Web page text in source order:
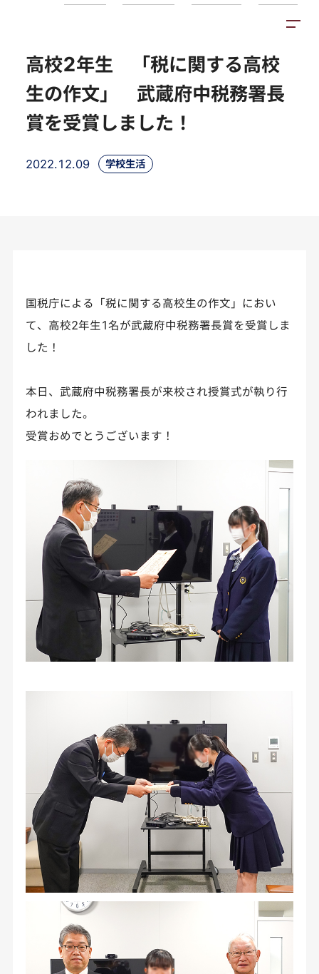
高校2年生 「税に関する高校
生の作文」 武蔵府中税務署長
賞を受賞しました！
2022.12.09 学校生活
国税庁による「税に関する高校生の作文」におい
て、高校2年生1名が武蔵府中税務署長賞を受賞しま
した！
本日、武蔵府中税務署長が来校され授賞式が執り行
われました。
受賞おめでとうございます！